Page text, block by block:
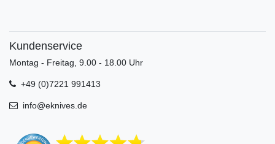
Kundenservice
Montag - Freitag, 9.00 - 18.00 Uhr
+49 (0)7221 991413
info@eknives.de